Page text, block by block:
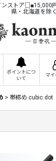
ンストア□■15,000
県・北海道を除
ポイントにつ
いて
マ
> 帯締め cubic dot